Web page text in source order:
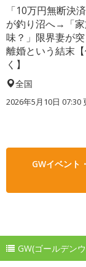
「10万円無断決
が釣り沼へ→「
味？」限界妻が
離婚という結末
く】
全国
2026年5月10日 07:30
GWイベント
GW(ゴールデン